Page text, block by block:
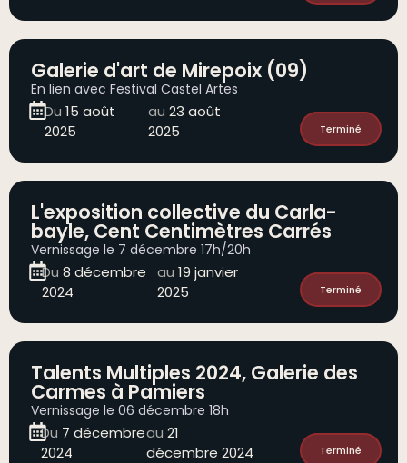
Galerie d'art de Mirepoix (09)
En lien avec Festival Castel Artes
Du 15 août
2025
au 23 août
2025
Terminé
L'exposition collective du Carla-
bayle, Cent Centimètres Carrés
Vernissage le 7 décembre 17h/20h
Du8 décembre
2024
au19 janvier
2025
Terminé
Talents Multiples 2024, Galerie des
Carmes à Pamiers
Vernissage le 06 décembre 18h
Du 7 décembre
2024
au 21
décembre 2024
Terminé